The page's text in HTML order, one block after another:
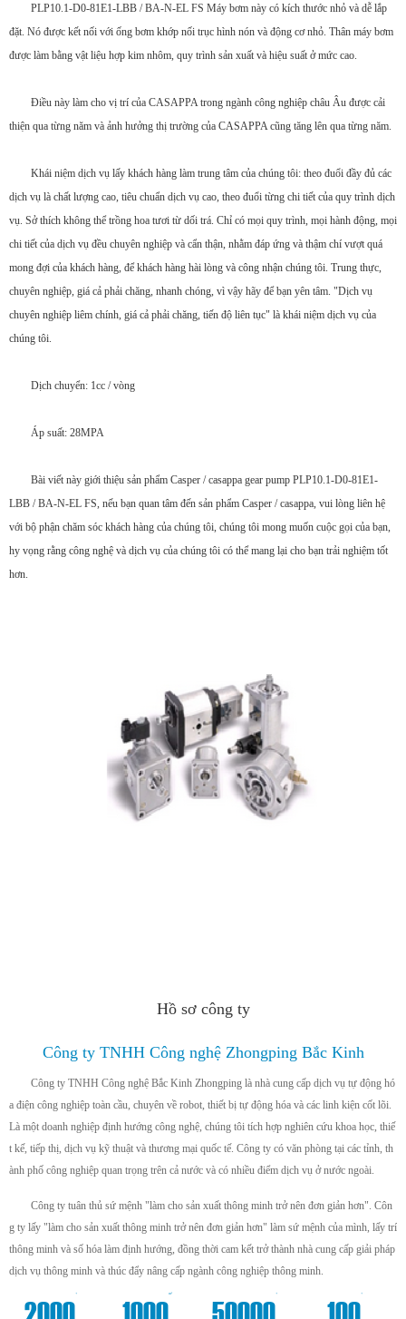
PLP10.1-D0-81E1-LBB / BA-N-EL FS Máy bơm này có kích thước nhỏ và dễ lắp
đặt. Nó được kết nối với ống bơm khớp nối trục hình nón và động cơ nhỏ. Thân máy bơm
được làm bằng vật liệu hợp kim nhôm, quy trình sản xuất và hiệu suất ở mức cao.
Điều này làm cho vị trí của CASAPPA trong ngành công nghiệp châu Âu được cải
thiện qua từng năm và ảnh hưởng thị trường của CASAPPA cũng tăng lên qua từng năm.
Khái niệm dịch vụ lấy khách hàng làm trung tâm của chúng tôi: theo đuổi đầy đủ các
dịch vụ là chất lượng cao, tiêu chuẩn dịch vụ cao, theo đuổi từng chi tiết của quy trình dịch
vụ. Sở thích không thể trồng hoa tươi từ dối trá. Chỉ có mọi quy trình, mọi hành động, mọi
chi tiết của dịch vụ đều chuyên nghiệp và cẩn thận, nhằm đáp ứng và thậm chí vượt quá
mong đợi của khách hàng, để khách hàng hài lòng và công nhận chúng tôi. Trung thực,
chuyên nghiệp, giá cả phải chăng, nhanh chóng, vì vậy hãy để bạn yên tâm. "Dịch vụ
chuyên nghiệp liêm chính, giá cả phải chăng, tiến độ liên tục" là khái niệm dịch vụ của
chúng tôi.
Dịch chuyển: 1cc / vòng
Áp suất: 28MPA
Bài viết này giới thiệu sản phẩm Casper / casappa gear pump PLP10.1-D0-81E1-
LBB / BA-N-EL FS, nếu bạn quan tâm đến sản phẩm Casper / casappa, vui lòng liên hệ
với bộ phận chăm sóc khách hàng của chúng tôi, chúng tôi mong muốn cuộc gọi của bạn,
hy vọng rằng công nghệ và dịch vụ của chúng tôi có thể mang lại cho bạn trải nghiệm tốt
hơn.
Hồ sơ công ty
Công ty TNHH Công nghệ Zhongping Bắc Kinh
Công ty TNHH Công nghệ Bắc Kinh Zhongping là nhà cung cấp dịch vụ tự động hó
a điện công nghiệp toàn cầu, chuyên về robot, thiết bị tự động hóa và các linh kiện cốt lõi.
Là một doanh nghiệp định hướng công nghệ, chúng tôi tích hợp nghiên cứu khoa học, thiế
t kế, tiếp thị, dịch vụ kỹ thuật và thương mại quốc tế. Công ty có văn phòng tại các tỉnh, th
ành phố công nghiệp quan trọng trên cả nước và có nhiều điểm dịch vụ ở nước ngoài.
Công ty tuân thủ sứ mệnh "làm cho sản xuất thông minh trở nên đơn giản hơn". Côn
g ty lấy "làm cho sản xuất thông minh trở nên đơn giản hơn" làm sứ mệnh của mình, lấy trí
thông minh và số hóa làm định hướng, đồng thời cam kết trở thành nhà cung cấp giải pháp
dịch vụ thông minh và thúc đẩy nâng cấp ngành công nghiệp thông minh.
2000
+
1000
m²
50000
+
100
+